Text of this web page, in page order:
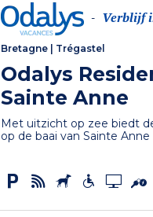
- Verblijf
Bretagne Trégastel
Odalys
Sainte Anne
Met uitzicht op zee biedt
op de baai van Sainte